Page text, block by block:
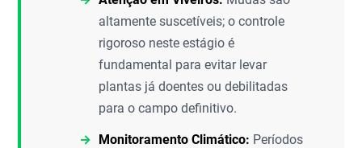
altamente suscetíveis; o controle
rigoroso neste estágio é
fundamental para evitar levar
plantas já doentes ou debilitadas
para o campo definitivo.
Monitoramento Climático: Períodos